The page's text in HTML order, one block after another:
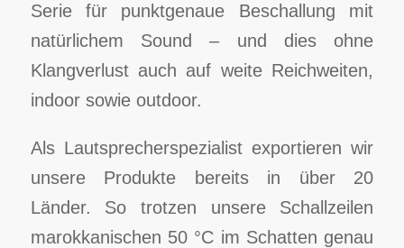
Serie für punktgenaue Beschallung mit
natürlichem Sound – und dies ohne
Klangverlust auch auf weite Reichweiten,
indoor sowie outdoor.
Als Lautsprecherspezialist exportieren wir
unsere Produkte bereits in über 20
Länder. So trotzen unsere Schallzeilen
marokkanischen 50 °C im Schatten genau